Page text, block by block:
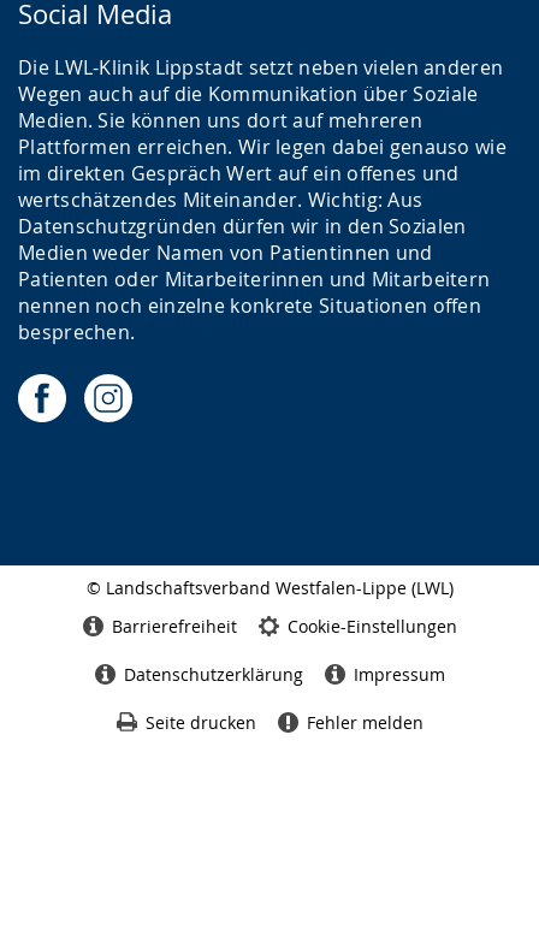
Social Media
Die LWL-Klinik Lippstadt setzt neben vielen anderen
Wegen auch auf die Kommunikation über Soziale
Medien. Sie können uns dort auf mehreren
Plattformen erreichen. Wir legen dabei genauso wie
im direkten Gespräch Wert auf ein offenes und
wertschätzendes Miteinander. Wichtig: Aus
Datenschutzgründen dürfen wir in den Sozialen
Medien weder Namen von Patientinnen und
Patienten oder Mitarbeiterinnen und Mitarbeitern
nennen noch einzelne konkrete Situationen offen
besprechen.
© Landschaftsverband Westfalen-Lippe (LWL)
Barrierefreiheit Cookie-Einstellungen
Datenschutzerklärung Impressum
Seite drucken Fehler melden